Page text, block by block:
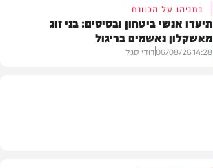
נתניהו על הכוונת
תיעדו אנשי ביטחון ובסיסים: בני זוג
מאשקלון נאשמים בריגול
14:28
06/08/26דודי סגל